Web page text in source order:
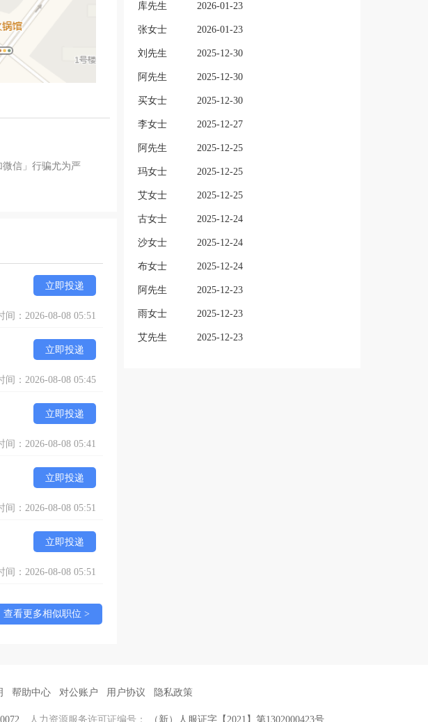
微信」行骗尤为严
立即投递
间：2026-08-08 05:51
立即投递
间：2026-08-08 05:45
立即投递
间：2026-08-08 05:41
立即投递
间：2026-08-08 05:51
立即投递
间：2026-08-08 05:51
查看更多相似职位 >
库先生 2026-01-23
张女士 2026-01-23
刘先生 2025-12-30
阿先生 2025-12-30
买女士 2025-12-30
李女士 2025-12-27
阿先生 2025-12-25
玛女士 2025-12-25
艾女士 2025-12-25
古女士 2025-12-24
沙女士 2025-12-24
布女士 2025-12-24
阿先生 2025-12-23
雨女士 2025-12-23
艾先生 2025-12-23
帮助中心 对公账户 用户协议 隐私政策
人力资源服务许可证编号： （新）人服证字【2021】第1302000423号